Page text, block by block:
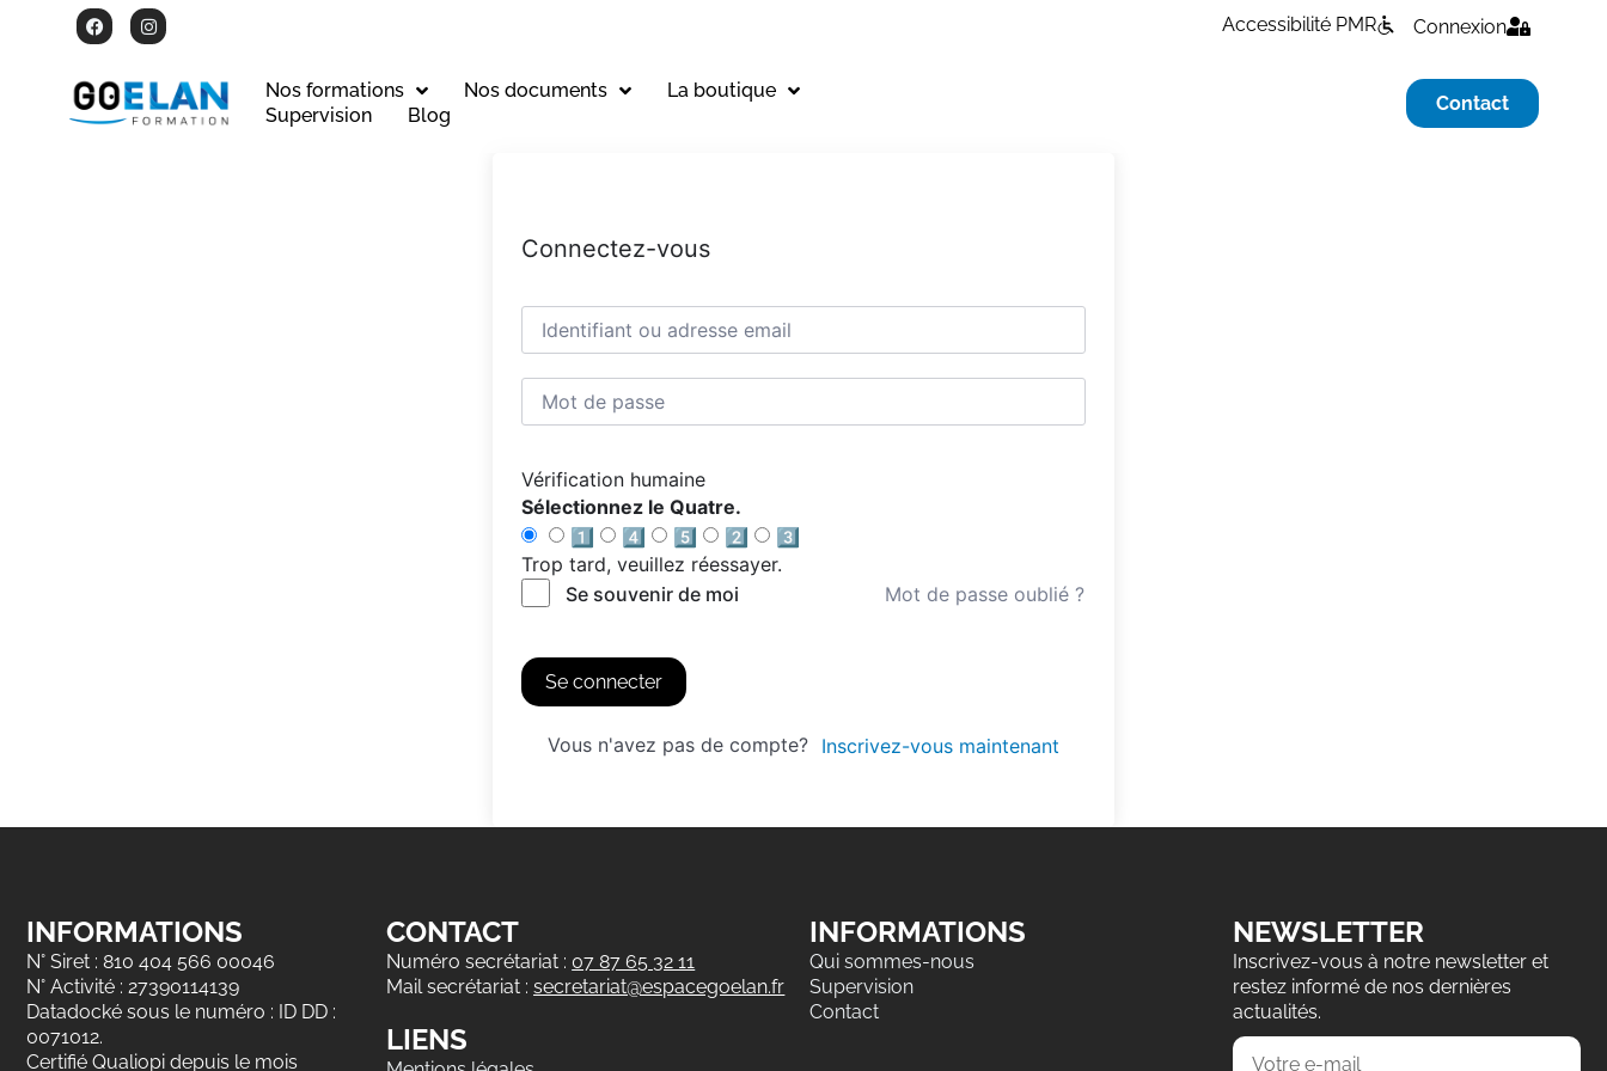
Accessibilité PMR Connexion
Nos formations Nos documents
La boutique
Supervision
Blog
Contact
Connectez-vous
Vérification humaine
Sélectionnez le Quatre.
1️⃣
4️⃣ 5️⃣ 2️⃣
3️⃣
Trop tard, veuillez réessayer.
Se souvenir de moi
Mot de passe oublié ?
Se connecter
Vous n'avez pas de compte? Inscrivez-vous maintenant
INFORMATIONS
N° Siret : 810 404 566 00046
N° Activité : 27390114139
Datadocké sous le numéro : ID DD :
0071012.
Certifié Qualiopi depuis le mois
CONTACT
Numéro secrétariat : 07 87 65 32 11
Mail secrétariat :secretariat@espacegoelan.fr
LIENS
INFORMATIONS
Qui sommes-nous
Supervision
Contact
NEWSLETTER
Inscrivez-vous à notre newsletter et
restez informé de nos dernières
actualités.